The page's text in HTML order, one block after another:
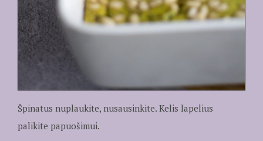
Špinatus nuplaukite, nusausinkite. Kelis lapelius
palikite papuošimui.